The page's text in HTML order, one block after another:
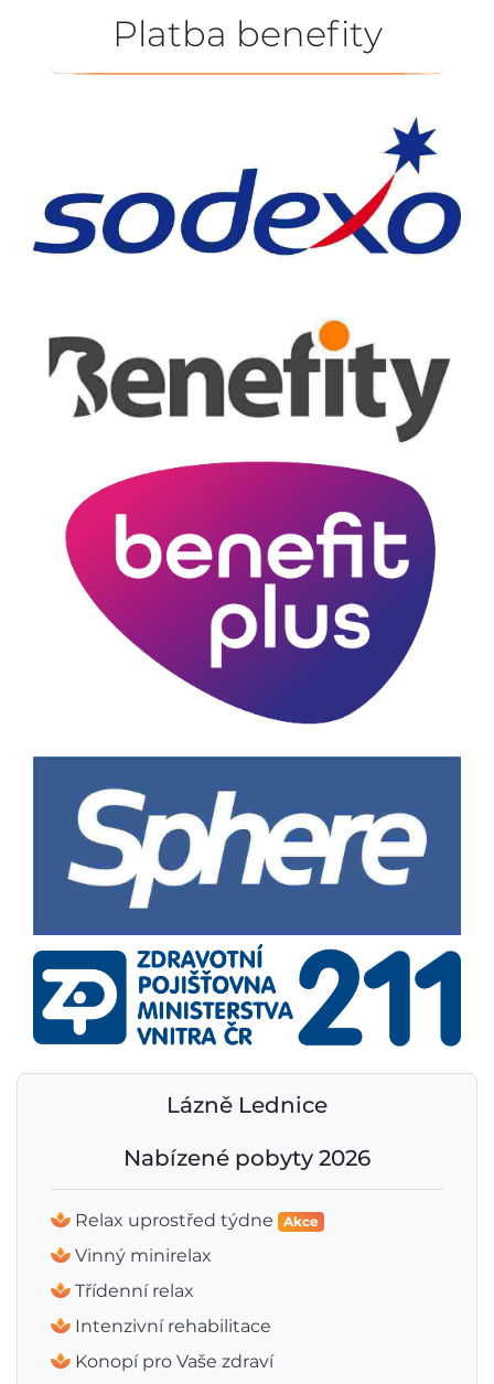
Lázně Lednice
Nabízené pobyty 2026
Relax uprostřed týdne Akce
Vinný minirelax
Třídenní relax
Intenzivní rehabilitace
Konopí pro Vaše zdraví
Platba benefity